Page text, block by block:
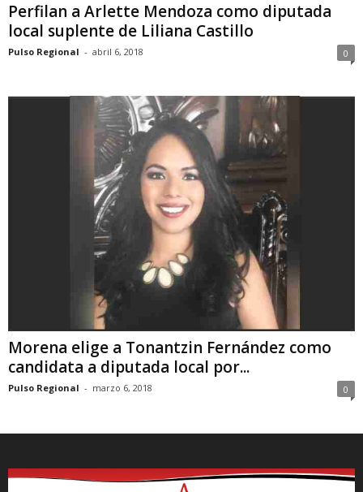
Perfilan a Arlette Mendoza como diputada
local suplente de Liliana Castillo
Pulso Regional - abril 6, 2018 0
Morena elige a Tonantzin Fernández como
candidata a diputada local por...
Pulso Regional - marzo 6, 2018 0